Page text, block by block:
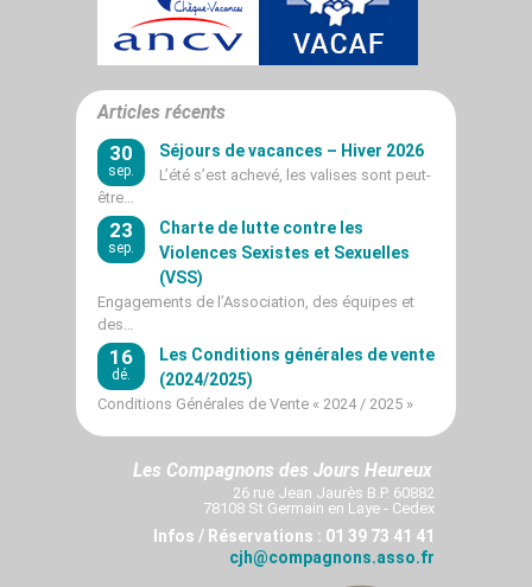
Articles récents
30
sep.
Séjours de vacances – Hiver 2026
L’été s’est achevé, les valises sont peut-
être…
23
sep.
Charte de lutte contre les
Violences Sexistes et Sexuelles
(VSS)
Engagements de l’Association, des équipes et
des…
16
dé.
Les Conditions générales de vente
(2024/2025)
Conditions Générales de Vente « 2024 / 2025 »
Les Compagnons des Jours Heureux
26 rue Jean Jaurès B.P. 60882
78108 St Germain en Laye - Cedex
Infos / Réservations : 01 39 73 41 41
cjh@compagnons.asso.fr